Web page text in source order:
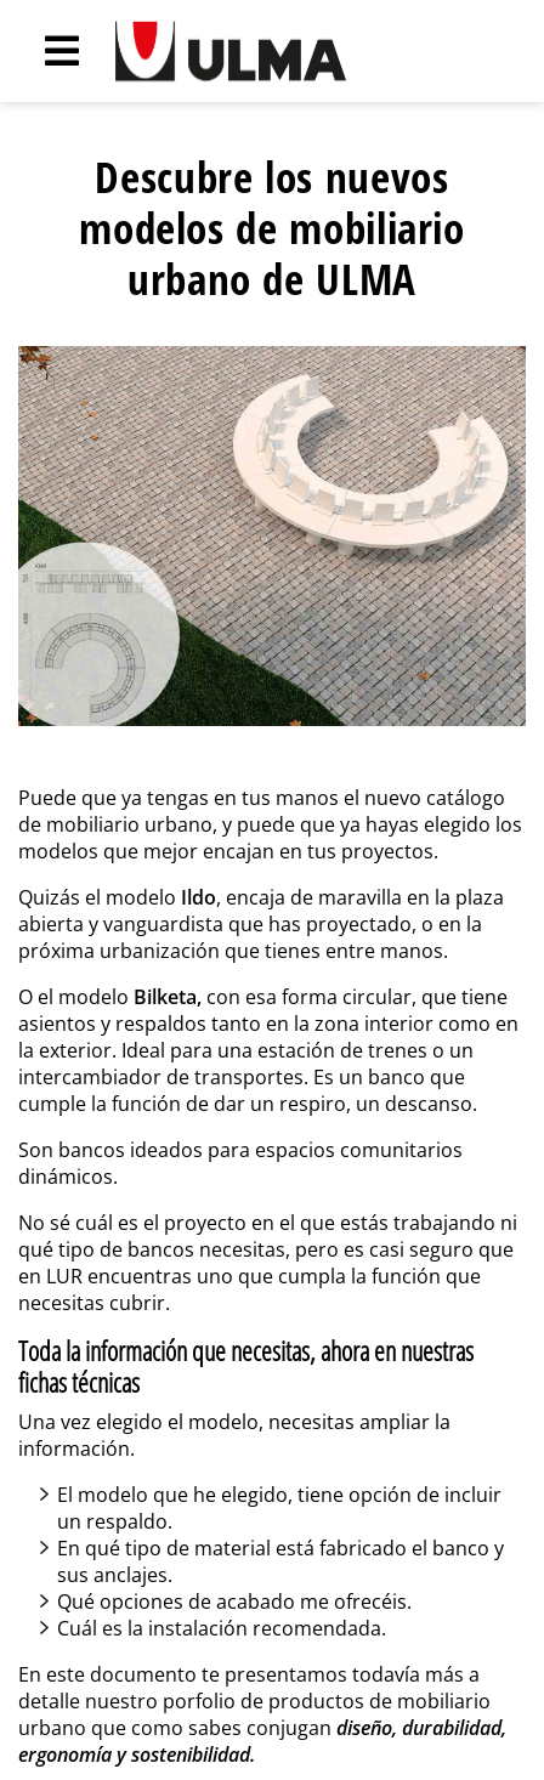
Descubre los nuevos
modelos de mobiliario
urbano de ULMA
Puede que ya tengas en tus manos el nuevo catálogo
de mobiliario urbano, y puede que ya hayas elegido los
modelos que mejor encajan en tus proyectos.
Quizás el modelo Ildo, encaja de maravilla en la plaza
abierta y vanguardista que has proyectado, o en la
próxima urbanización que tienes entre manos.
O el modelo Bilketa, con esa forma circular, que tiene
asientos y respaldos tanto en la zona interior como en
la exterior. Ideal para una estación de trenes o un
intercambiador de transportes. Es un banco que
cumple la función de dar un respiro, un descanso.
Son bancos ideados para espacios comunitarios
dinámicos.
No sé cuál es el proyecto en el que estás trabajando ni
qué tipo de bancos necesitas, pero es casi seguro que
en LUR encuentras uno que cumpla la función que
necesitas cubrir.
Toda la información que necesitas, ahora en nuestras
fichas técnicas
Una vez elegido el modelo, necesitas ampliar la
información.
El modelo que he elegido, tiene opción de incluir
un respaldo.
En qué tipo de material está fabricado el banco y
sus anclajes.
Qué opciones de acabado me ofrecéis.
Cuál es la instalación recomendada.
En este documento te presentamos todavía más a
detalle nuestro porfolio de productos de mobiliario
urbano que como sabes conjugan diseño, durabilidad,
ergonomía y sostenibilidad.